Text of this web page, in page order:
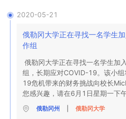
2020-05-21
俄勒冈大学正在寻找一名学生
作组
俄勒冈大学正在寻找一名学生加
组，长期应对COVID-19。该小
19危机带来的财务挑战向校长
您感兴趣，请在6月1日星期一下
俄勒冈州
俄勒冈大学